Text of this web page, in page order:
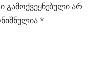
გამოქვეყნებული არ
*